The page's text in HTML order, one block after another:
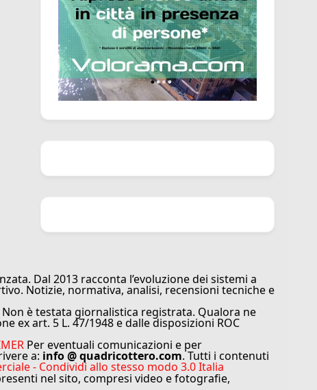
Dal 2013 racconta l’evoluzione dei sistemi a
Notizie, normativa, analisi, recensioni tecniche e
è testata giornalistica registrata. Qualora ne
ex art. 5 L. 47/1948 e dalle disposizioni ROC
Per eventuali comunicazioni e per
a: info @ quadricottero.com. Tutti i contenuti
- Condividi allo stesso modo 3.0 Italia
nel sito, compresi video e fotografie,